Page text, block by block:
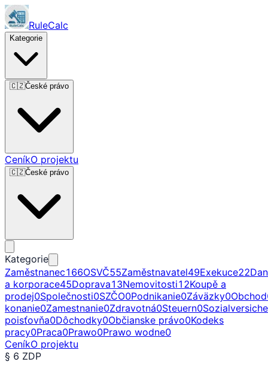
RuleCalc
Kategorie
🇨🇿České právo
CeníkO projektu
🇨🇿České právo
Kategorie
Zaměstnanec166OSVČ55Zaměstnavatel49Exekuce22
a korporace45Doprava13Nemovitosti12Koupě a
prodej0Společnosti0SZČO0Podnikanie0Záväzky0Obchod
konanie0Zamestnanie0Zdravotná0Steuern0
poisťovňa0Dôchodky0Občianske právo0Kodeks
pracy0Praca0Prawo0Prawo wodne0
CeníkO projektu
§ 6 ZDP